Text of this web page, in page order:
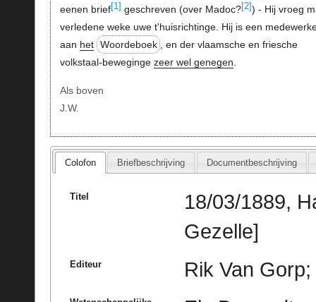
eenen brief[1] geschreven (over Madoc?[2]) - Hij vroeg
verledene weke uwe t'huisrichtinge. Hij is een
aan het Woordeboek
, en der vlaamsche en friesche
volkstaal-beweginge zeer wel genegen
Als boven
J.W.
Colofon Briefbeschrijving Documentbeschrijving
Titel
18/03/1889,
Gezelle]
Editeur Rik Van